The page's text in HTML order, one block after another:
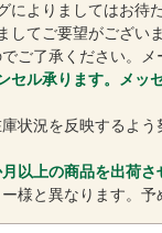
によりましてはお待
してご要望がござい
ご了承ください。メ
セル承ります。メッ
状況を反映するよ
以上の商品を出荷
様と異なります。予